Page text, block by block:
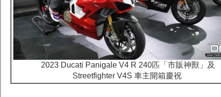
2023 Ducati Panigale V4 R 240匹「市販神獸」及
Streetfighter V4S 車主開箱慶祝